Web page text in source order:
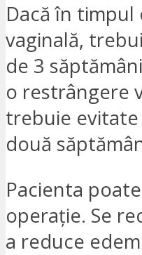
Dacă în
vaginală,
de 3
o restrângere
trebuie
două
Pacienta
operație. Se
a reduce